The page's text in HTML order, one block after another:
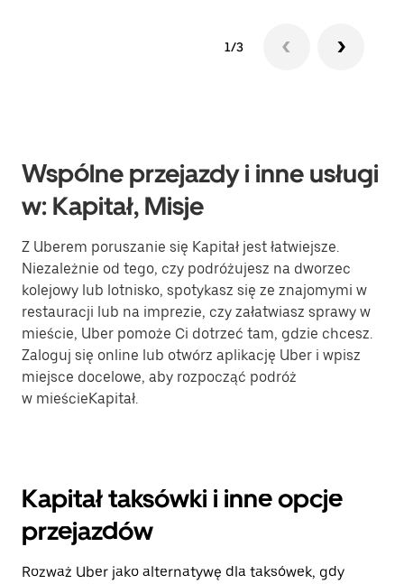
1/3
Wspólne przejazdy i inne usługi
w: Kapitał, Misje
Z Uberem poruszanie się Kapitał jest łatwiejsze.
Niezależnie od tego, czy podróżujesz na dworzec
kolejowy lub lotnisko, spotykasz się ze znajomymi w
restauracji lub na imprezie, czy załatwiasz sprawy w
mieście, Uber pomoże Ci dotrzeć tam, gdzie chcesz.
Zaloguj się online lub otwórz aplikację Uber i wpisz
miejsce docelowe, aby rozpocząć podróż
w mieścieKapitał.
Kapitał taksówki i inne opcje
przejazdów
Rozważ Uber jako alternatywę dla taksówek, gdy